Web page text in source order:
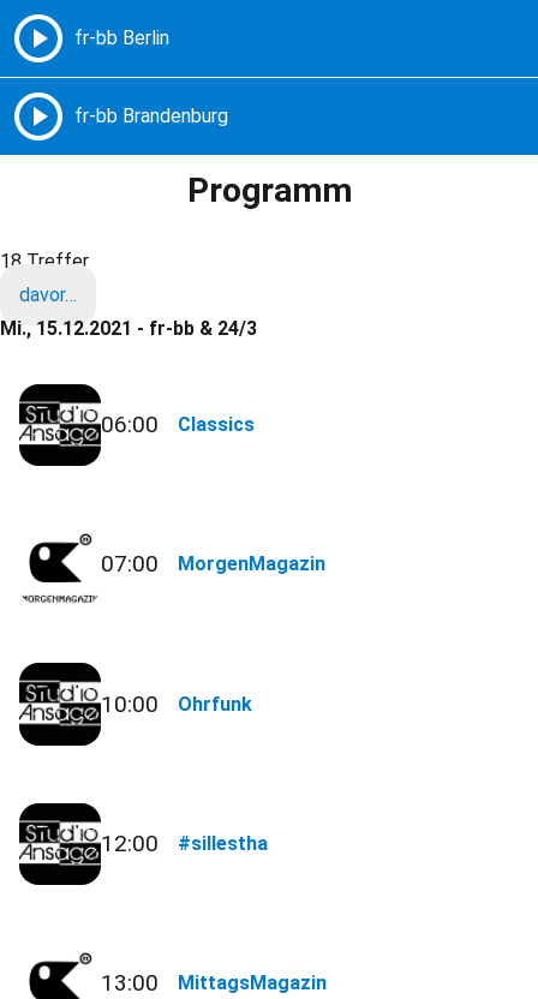
Freie Radios – Berlin Brandenburg
Programm
18 Treffer
davor…
Mi., 15.12.2021 - fr-bb & 24/3
06:00 Classics
07:00 MorgenMagazin
10:00 Ohrfunk
12:00 #sillestha
13:00 MittagsMagazin